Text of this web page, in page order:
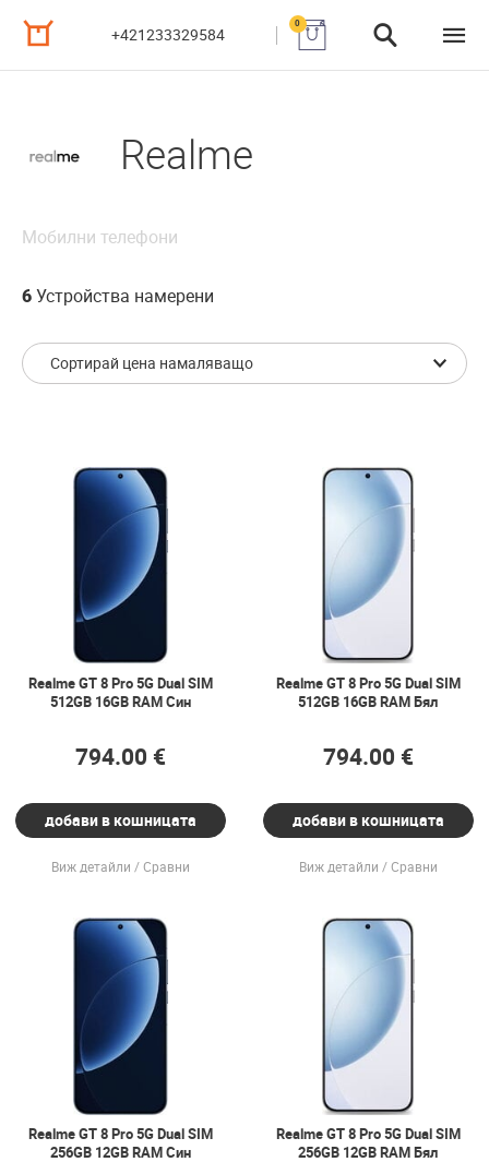
+421233329584
0
Realme
Мобилни телефони
6 Устройства намерени
Realme GT 8 Pro 5G Dual SIM
512GB 16GB RAM Син
794.00 €
добави в кошницата
Виж детайли Сравни
Realme GT 8 Pro 5G Dual SIM
512GB 16GB RAM Бял
794.00 €
добави в кошницата
Виж детайли Сравни
Realme GT 8 Pro 5G Dual SIM
256GB 12GB RAM Син
Realme GT 8 Pro 5G Dual SIM
256GB 12GB RAM Бял